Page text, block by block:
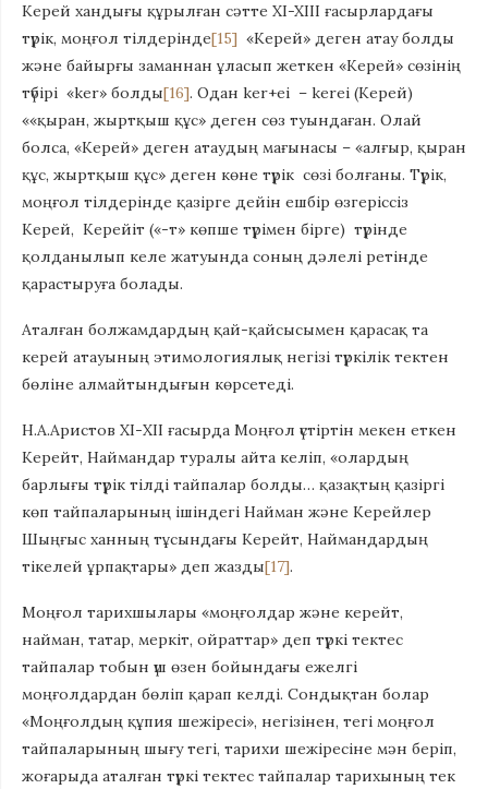
Керей хандығы құрылған сәтте XI-XIII ғасырлардағы
түрік, моңғол тілдерінде[15] «Керей» деген атау болды
және байырғы заманнан ұласып жеткен «Керей» сөзінің
түбірі «ker» болды[16]. Одан ker+ei – kerei (Керей)
««қыран, жыртқыш құс» деген сөз туындаған. Олай
болса, «Керей» деген атаудың мағынасы – «алғыр, қыран
құс, жыртқыш құс» деген көне түрік сөзі болғаны. Түрік,
моңғол тілдерінде қазірге дейін ешбір өзгеріссіз
Керей, Керейіт («-т» көпше түрімен бірге) түрінде
қолданылып келе жатуында соның дәлелі ретінде
қарастыруға болады.
Аталған болжамдардың қай-қайсысымен қарасақ та
керей атауының этимологиялық негізі түркілік тектен
бөліне алмайтындығын көрсетеді.
Н.А.Аристов ХІ-ХІІ ғасырда Моңғол үстіртін мекен еткен
Керейт, Наймандар туралы айта келіп, «олардың
барлығы түрік тілді тайпалар болды… қазақтың қазіргі
көп тайпаларының ішіндегі Найман және Керейлер
Шыңғыс ханның тұсындағы Керейт, Наймандардың
тікелей ұрпақтары» деп жазды[17].
Моңғол тарихшылары «моңғолдар және керейт,
найман, татар, меркіт, ойраттар» деп түркі тектес
тайпалар тобын үш өзен бойындағы ежелгі
моңғолдардан бөліп қарап келді. Сондықтан болар
«Моңғолдың құпия шежіресі», негізінен, тегі моңғол
тайпаларының шығу тегі, тарихи шежіресіне мән беріп,
жоғарыда аталған түркі тектес тайпалар тарихының тек